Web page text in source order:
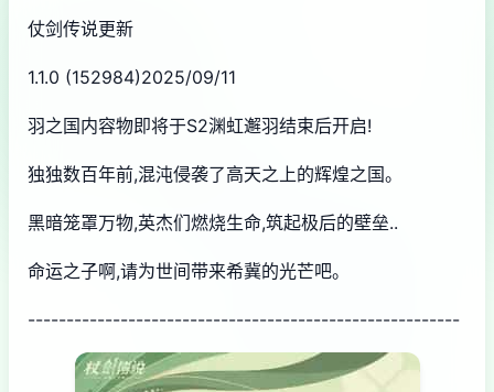
仗剑传说更新
1.1.0 (152984)2025/09/11
羽之国内容物即将于S2渊虹邂羽结束后开启!
独独数百年前,混沌侵袭了高天之上的辉煌之国。
黑暗笼罩万物,英杰们燃烧生命,筑起极后的壁垒..
命运之子啊,请为世间带来希冀的光芒吧。
--------------------------------------------------------